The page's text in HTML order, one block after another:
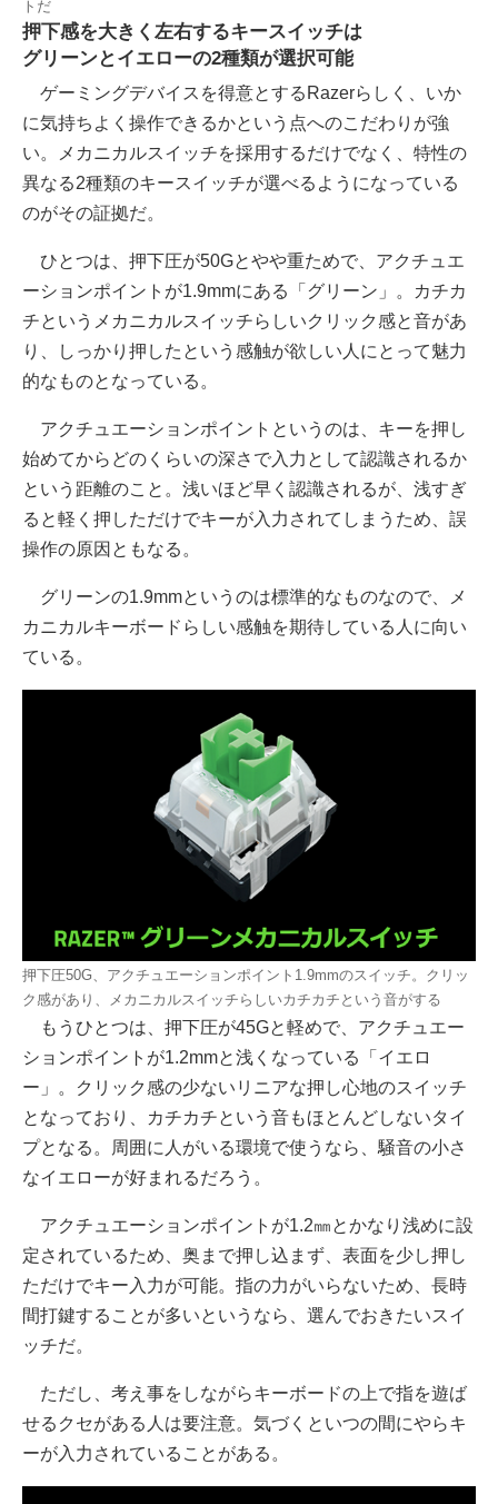
トだ
押下感を大きく左右するキースイッチは
グリーンとイエローの2種類が選択可能
ゲーミングデバイスを得意とするRazerらしく、いか
に気持ちよく操作できるかという点へのこだわりが強
い。メカニカルスイッチを採用するだけでなく、特性の
異なる2種類のキースイッチが選べるようになっている
のがその証拠だ。
ひとつは、押下圧が50Gとやや重ためで、アクチュエ
ーションポイントが1.9mmにある「グリーン」。カチカ
チというメカニカルスイッチらしいクリック感と音があ
り、しっかり押したという感触が欲しい人にとって魅力
的なものとなっている。
アクチュエーションポイントというのは、キーを押し
始めてからどのくらいの深さで入力として認識されるか
という距離のこと。浅いほど早く認識されるが、浅すぎ
ると軽く押しただけでキーが入力されてしまうため、誤
操作の原因ともなる。
グリーンの1.9mmというのは標準的なものなので、メ
カニカルキーボードらしい感触を期待している人に向い
ている。
押下圧50G、アクチュエーションポイント1.9mmのスイッチ。クリッ
ク感があり、メカニカルスイッチらしいカチカチという音がする
もうひとつは、押下圧が45Gと軽めで、アクチュエー
ションポイントが1.2mmと浅くなっている「イエロ
ー」。クリック感の少ないリニアな押し心地のスイッチ
となっており、カチカチという音もほとんどしないタイ
プとなる。周囲に人がいる環境で使うなら、騒音の小さ
なイエローが好まれるだろう。
アクチュエーションポイントが1.2㎜とかなり浅めに設
定されているため、奥まで押し込まず、表面を少し押し
ただけでキー入力が可能。指の力がいらないため、長時
間打鍵することが多いというなら、選んでおきたいスイ
ッチだ。
ただし、考え事をしながらキーボードの上で指を遊ば
せるクセがある人は要注意。気づくといつの間にやらキ
ーが入力されていることがある。